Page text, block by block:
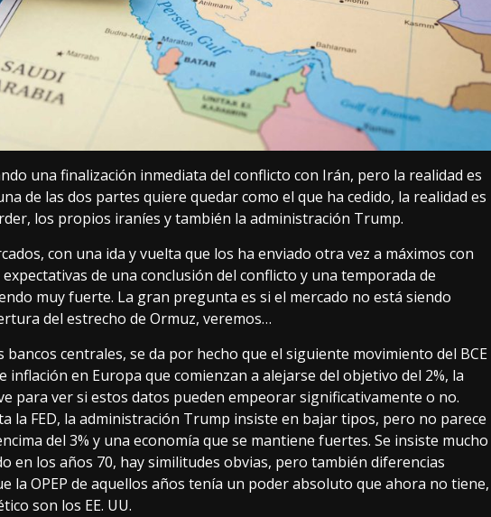
una finalización inmediata del conflicto con Irán, pero la realidad es
de las dos partes quiere quedar como el que ha cedido, la realidad es
los propios iraníes y también la administración Trump.
con una ida y vuelta que los ha enviado otra vez a máximos con
de una conclusión del conflicto y una temporada de
muy fuerte. La gran pregunta es si el mercado no está siendo
del estrecho de Ormuz, veremos…
bancos centrales, se da por hecho que el siguiente movimiento del BCE
en Europa que comienzan a alejarse del objetivo del 2%, la
para ver si estos datos pueden empeorar significativamente o no.
la FED, la administración Trump insiste en bajar tipos, pero no parece
del 3% y una economía que se mantiene fuertes. Se insiste mucho
en los años 70, hay similitudes obvias, pero también diferencias
la OPEP de aquellos años tenía un poder absoluto que ahora no tiene,
son los EE. UU.